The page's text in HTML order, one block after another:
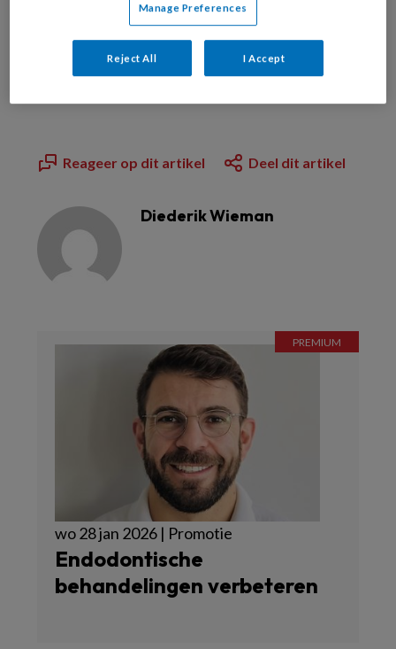
Bekijk de mogelijkheden
Al abonnee?Log dan in
Reageer op dit artikel Deel dit artikel
Diederik Wieman
wo 28 jan 2026 | Promotie
Endodontische
behandelingen verbeteren
Manage Preferences
Reject All I Accept